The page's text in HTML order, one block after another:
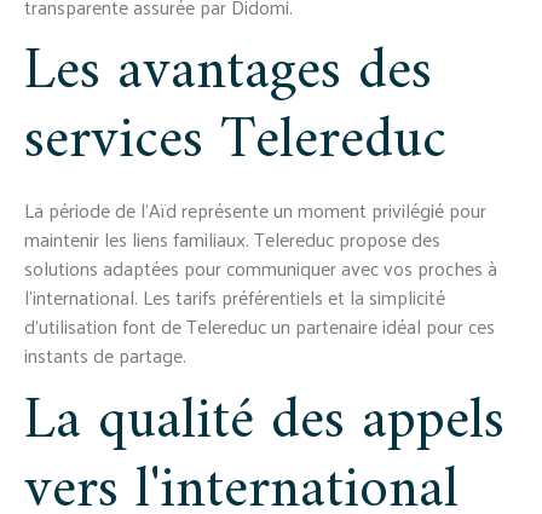
Les avantages des
services Telereduc
La période de l'Aïd représente un moment privilégié pour
maintenir les liens familiaux. Telereduc propose des
solutions adaptées pour communiquer avec vos proches à
l'international. Les tarifs préférentiels et la simplicité
d'utilisation font de Telereduc un partenaire idéal pour ces
instants de partage.
La qualité des appels
vers l'international